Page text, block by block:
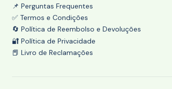
📌 Perguntas Frequentes
✅ Termos e Condições
🔄 Política de Reembolso e Devoluções
🔐 Política de Privacidade
📕 Livro de Reclamações